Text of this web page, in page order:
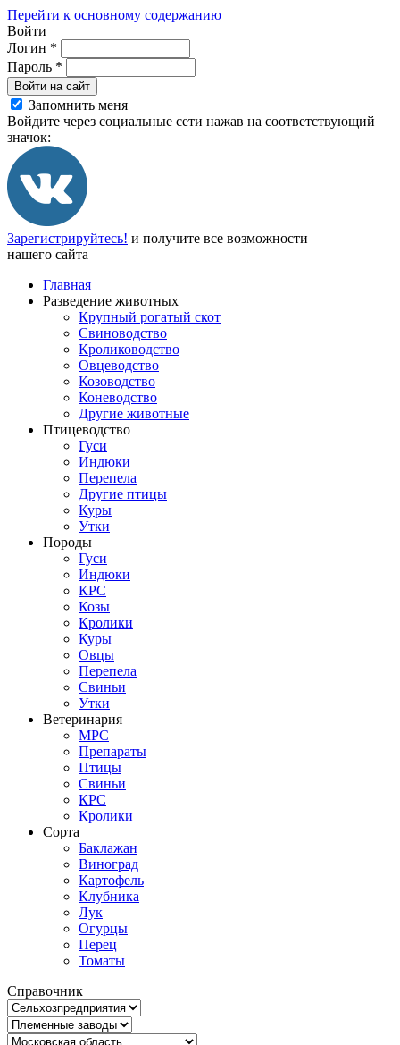
Перейти к основному содержанию
Войти
Логин *
Пароль *
Войти на сайт
Запомнить меня
Войдите через социальные сети нажав на соответствующий
значок:
Зарегистрируйтесь! и получите все возможности
нашего сайта
Главная
Разведение животных
Крупный рогатый скот
Свиноводство
Кролиководство
Овцеводство
Козоводство
Коневодство
Другие животные
Птицеводство
Гуси
Индюки
Перепела
Другие птицы
Куры
Утки
Породы
Гуси
Индюки
КРС
Козы
Кролики
Куры
Овцы
Перепела
Свиньи
Утки
Ветеринария
МРС
Препараты
Птицы
Свиньи
КРС
Кролики
Сорта
Баклажан
Виноград
Картофель
Клубника
Лук
Огурцы
Перец
Томаты
Справочник